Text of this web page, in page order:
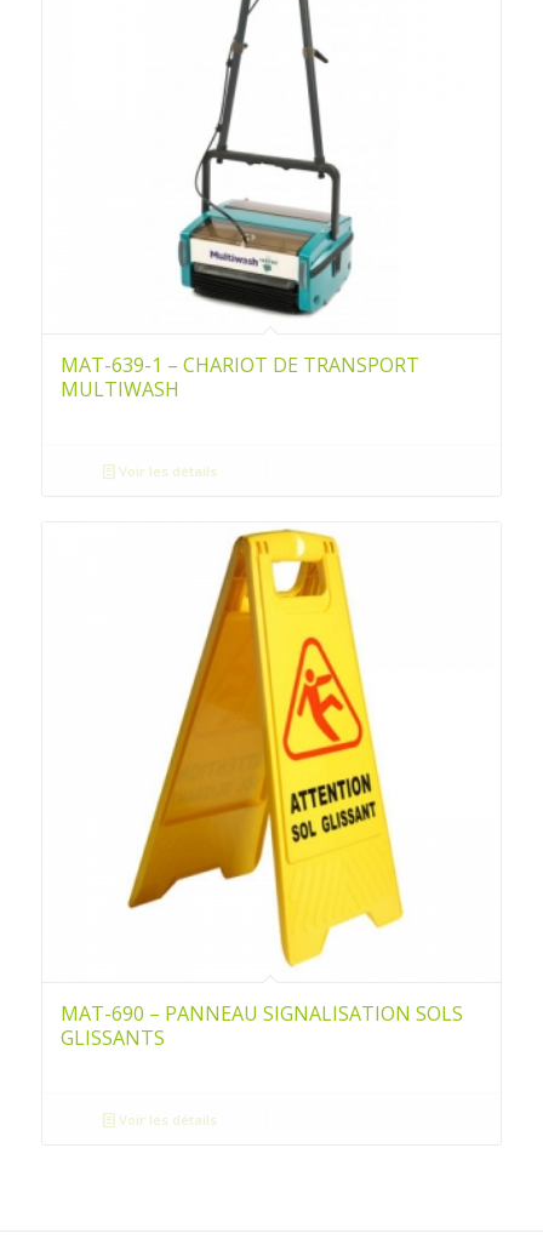
MAT-639-1 – CHARIOT DE TRANSPORT
MULTIWASH
Voir les détails
MAT-690 – PANNEAU SIGNALISATION SOLS
GLISSANTS
Voir les détails